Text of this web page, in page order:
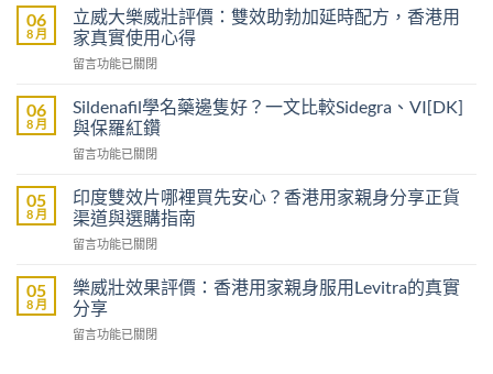
有
醫
生
紙
以
買
到
威
鋼
嗎？
港
士
購
買
06
8 月
立威大樂威壯評價：雙效助勃加延時配方，香港用
家真實使用心得
在
威
大
樂
威
評
價：
雙
效
勃
加
時
留言功能已關閉
06
8 月
Sildenafil學名藥邊隻好？一文比較Sidegra、VI[DK]
與保羅紅鑽
在
學
名
藥
邊
好？
一
文
比
留言功能已關閉
05
8 月
印度雙效片哪裡買先安心？香港用家親身分享正貨
渠道與選購指南
在
度
雙
效
片
留言功能已關閉
05
8 月
樂威壯效果評價：香港用家親身服用Levitra的真實
分享
在
留言功能已關閉